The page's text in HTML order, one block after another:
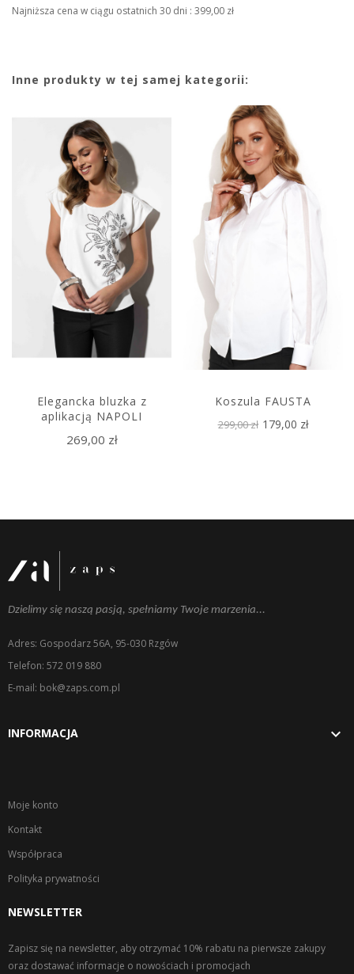
Najniższa cena w ciągu ostatnich 30 dni : 399,00 zł
Inne produkty w tej samej kategorii:
Elegancka bluzka z
aplikacją NAPOLI
269,00 zł
Koszula FAUSTA
299,00 zł 179,00 zł
Dzielimy się naszą pasją, spełniamy Twoje marzenia...
Adres: Gospodarz 56A, 95-030 Rzgów
Telefon: 572 019 880
E-mail: bok@zaps.com.pl
INFORMACJA 
Moje konto
Kontakt
Współpraca
Polityka prywatności
NEWSLETTER
Zapisz się na newsletter, aby otrzymać 10% rabatu na pierwsze zakupy
oraz dostawać informacje o nowościach i promocjach